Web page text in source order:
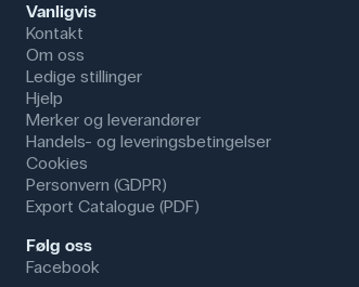
Vanligvis
Kontakt
Om oss
Ledige stillinger
Hjelp
Merker og leverandører
Handels- og leveringsbetingelser
Cookies
Personvern (GDPR)
Export Catalogue (PDF)
Følg oss
Facebook